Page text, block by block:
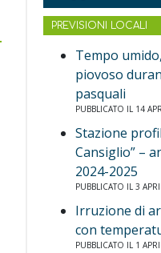
PREVISIONI LOCALI
Tempo
piovoso
pasquali
PUBBLICATO IL 14
Stazione
Cansiglio” –
2024-2025
PUBBLICATO IL 3
Irruzione di
con
PUBBLICATO IL 1